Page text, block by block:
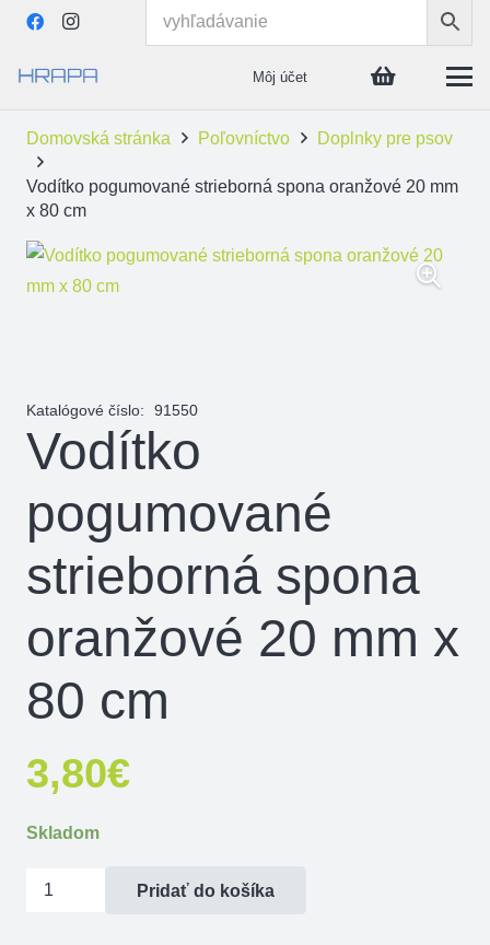
Môj účet
Domovská stránka Poľovníctvo Doplnky pre psov
Vodítko pogumované strieborná spona oranžové 20 mm
x 80 cm
Katalógové číslo: 91550
Vodítko
pogumované
strieborná spona
oranžové 20 mm x
80 cm
3,80€
Skladom
množstvo
Pridať do košíka